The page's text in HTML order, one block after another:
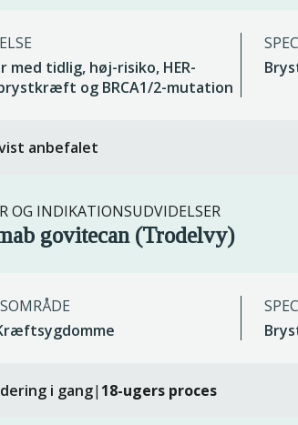
med tidlig, høj-risiko, HER-
og BRCA1/2-mutation
anbefalet
OG INDIKATIONSUDVIDELSER
govitecan (Trodelvy)
i gang| 18-ugers proces